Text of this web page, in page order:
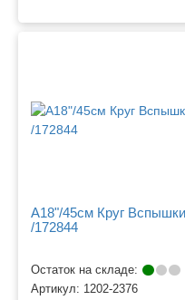
A18"/45см Круг
/172844
Остаток на складе:
Артикул: 1202-2376